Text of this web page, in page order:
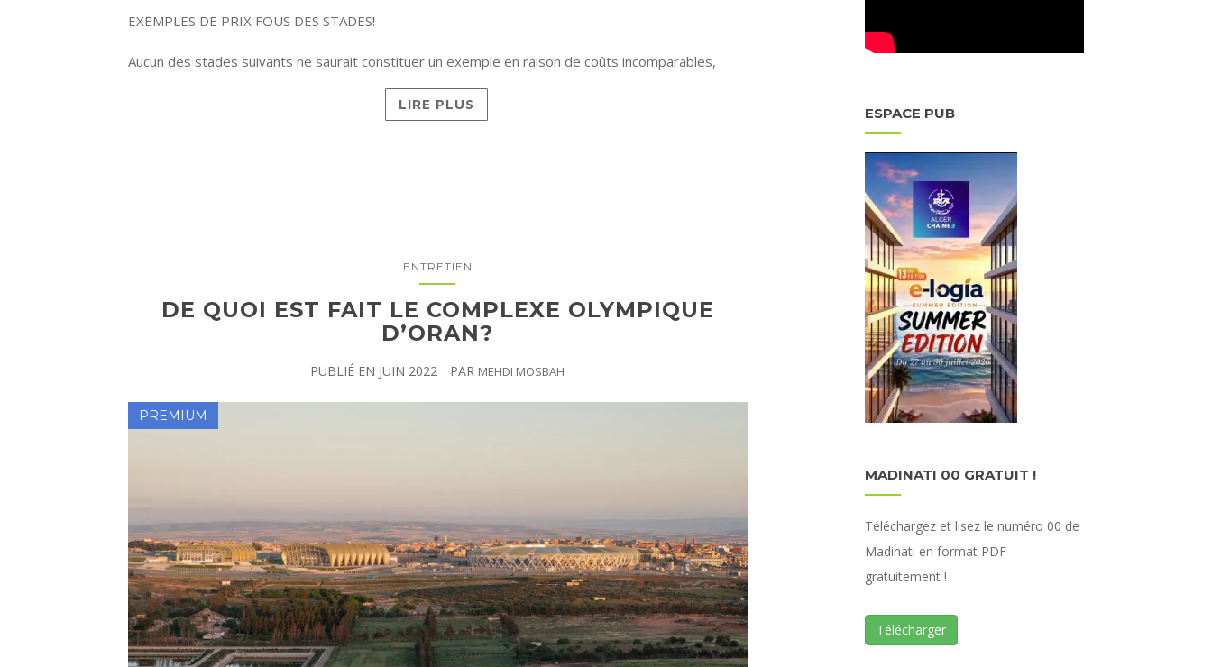
EXEMPLES DE PRIX FOUS DES STADES!
Aucun des stades suivants ne saurait constituer un exemple en raison de coûts incomparables,
LIRE PLUS
ENTRETIEN
DE QUOI EST FAIT LE COMPLEXE OLYMPIQUE
D’ORAN?
PUBLIÉ EN JUIN 2022 PAR MEHDI MOSBAH
ESPACE PUB
MADINATI 00 GRATUIT !
Téléchargez et lisez le numéro 00 de
Madinati en format PDF
gratuitement !
Télécharger